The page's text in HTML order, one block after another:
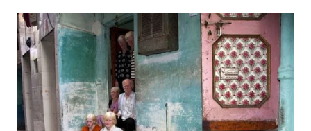
WN
TANGERANG
WN
BINJAI
WN